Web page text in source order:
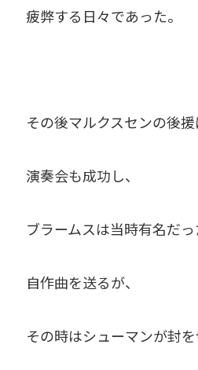
疲弊する日々であった。
その後マルクスセンの後援
演奏会も成功し、
ブラームスは当時有名だ
自作曲を送るが、
その時はシューマンが封